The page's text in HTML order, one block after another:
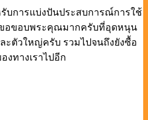
บการแบ่งปันประสบการณ์การใช้
อขอบพระคุณมากครับที่อุดหนุน
ละตัวใหญ่ครับ รวมไปจนถึงยังซื้อ
งทางเราไปอีก